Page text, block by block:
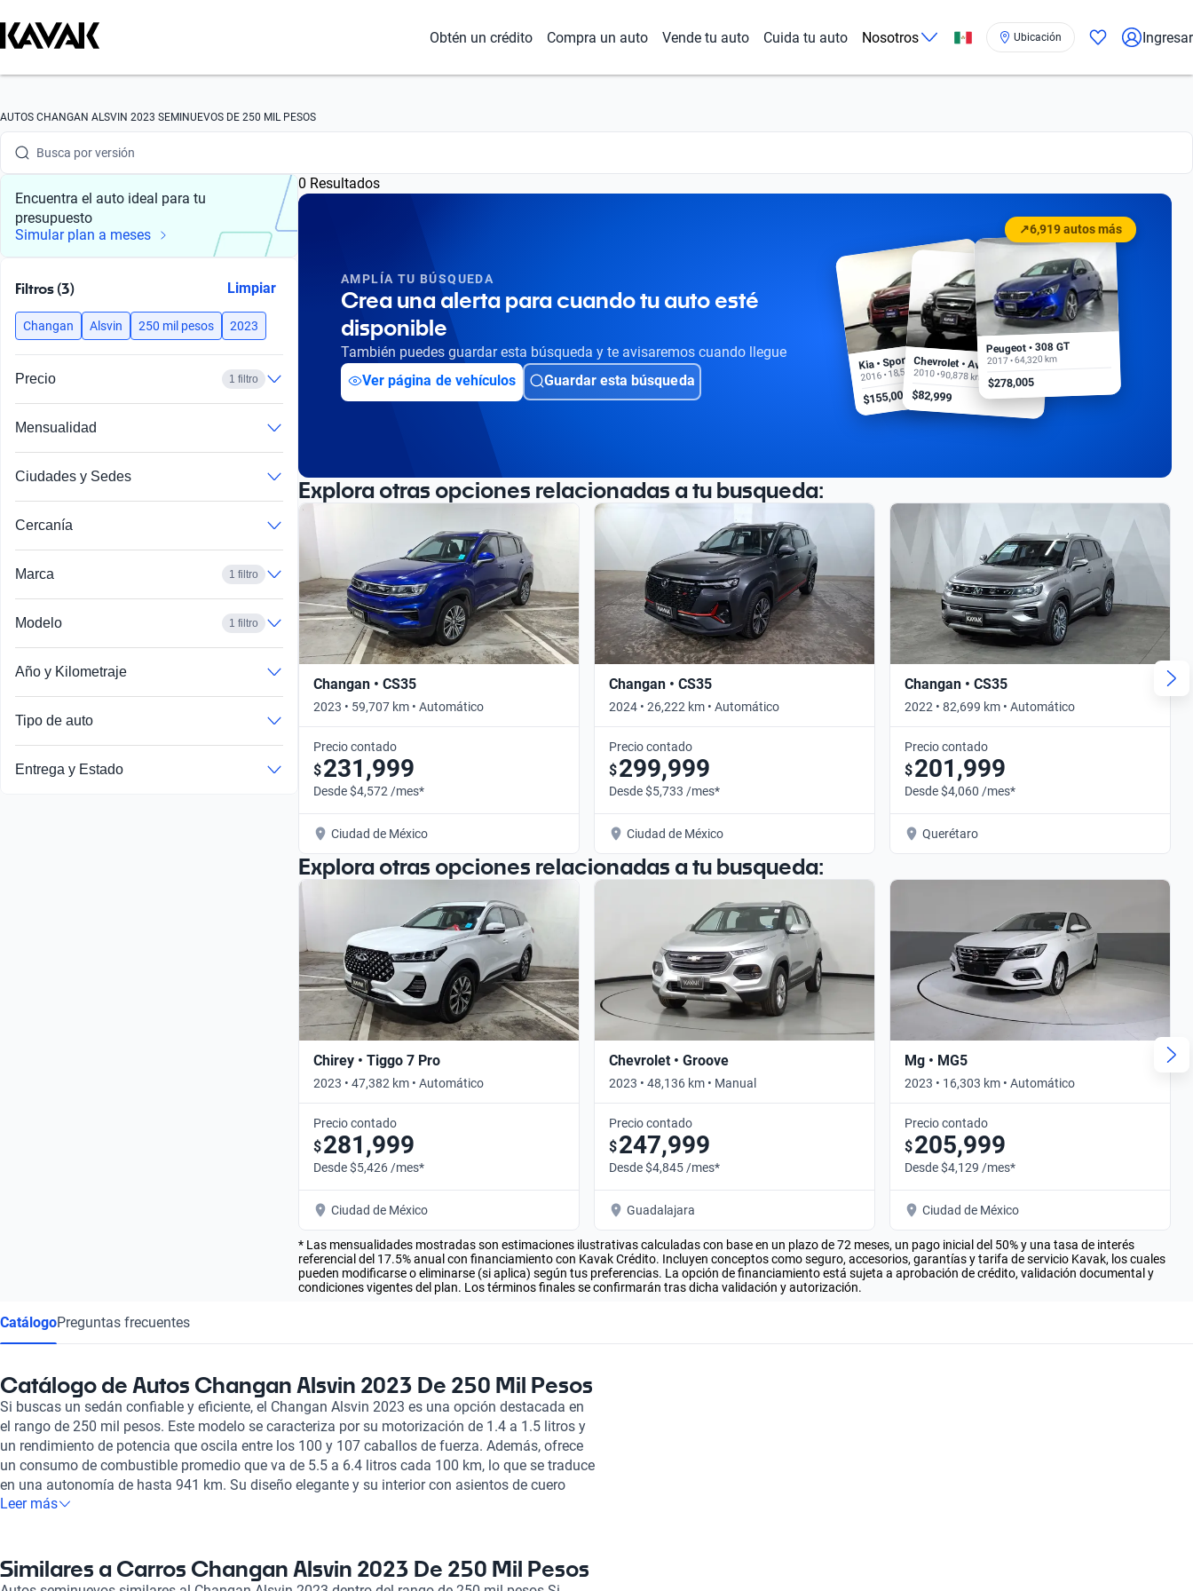
Obtén un crédito Compra un auto Vende tu auto Cuida tu auto Nosotros Ubicación Ingresar
AUTOS CHANGAN ALSVIN 2023 SEMINUEVOS DE 250 MIL PESOS
Busca por marca
Busca por modelo
Busca por versión
Busca por año
Busca por marca
Busca por versión
Encuentra el auto ideal para tu
presupuesto
Simular plan a meses
Filtros (3) Limpiar
Changan Alsvin 250 mil pesos 2023
Precio 1 filtro
Mensualidad
Ciudades y Sedes
Cercanía
Marca 1 filtro
Modelo 1 filtro
Año y Kilometraje
Tipo de auto
Entrega y Estado
0 Resultados
AMPLÍA TU BÚSQUEDA
Crea una alerta para cuando tu auto esté
disponible
También puedes guardar esta búsqueda y te avisaremos cuando llegue
Ver página de vehículos
Guardar esta búsqueda
↗6,919 autos más
Kia • Sportage EX
2016 • 18,500 km
$155,000
Chevrolet • Aveo
2010 • 90,878 km
$82,999
Peugeot • 308 GT
2017 • 64,320 km
$278,005
Explora otras opciones relacionadas a tu busqueda:
Changan • CS35
2023 • 59,707 km • Automático
Precio contado
$231,999
Desde $4,572 /mes*
Ciudad de México
Changan • CS35
2024 • 26,222 km • Automático
Precio contado
$299,999
Desde $5,733 /mes*
Ciudad de México
Changan • CS35
2022 • 82,699 km • Automático
Precio contado
$201,999
Desde $4,060 /mes*
Querétaro
Explora otras opciones relacionadas a tu busqueda:
Chirey • Tiggo 7 Pro
2023 • 47,382 km • Automático
Precio contado
$281,999
Desde $5,426 /mes*
Ciudad de México
Chevrolet • Groove
2023 • 48,136 km • Manual
Precio contado
$247,999
Desde $4,845 /mes*
Guadalajara
Mg • MG5
2023 • 16,303 km • Automático
Precio contado
$205,999
Desde $4,129 /mes*
Ciudad de México
* Las mensualidades mostradas son estimaciones ilustrativas calculadas con base en un plazo de 72 meses, un pago inicial del 50% y una tasa de interés
referencial del 17.5% anual con financiamiento con Kavak Crédito. Incluyen conceptos como seguro, accesorios, garantías y tarifa de servicio Kavak, los cuales
pueden modificarse o eliminarse (si aplica) según tus preferencias. La opción de financiamiento está sujeta a aprobación de crédito, validación documental y
condiciones vigentes del plan. Los términos finales se confirmarán tras dicha validación y autorización.
CatálogoPreguntas frecuentes
Catálogo de Autos Changan Alsvin 2023 De 250 Mil Pesos
Si buscas un sedán confiable y eficiente, el Changan Alsvin 2023 es una opción destacada en
el rango de 250 mil pesos. Este modelo se caracteriza por su motorización de 1.4 a 1.5 litros y
un rendimiento de potencia que oscila entre los 100 y 107 caballos de fuerza. Además, ofrece
un consumo de combustible promedio que va de 5.5 a 6.4 litros cada 100 km, lo que se traduce
en una autonomía de hasta 941 km. Su diseño elegante y su interior con asientos de cuero
hacen de cada viaje una experiencia cómoda y placentera para hasta cinco pasajeros. El
seguras y precisas. En Kavak, cada uno de nuestros vehículos, incluido el Alsvin, pasa por una
rigurosa inspección de más de 240 puntos para garantizar su óptimo estado mecánico y
Leer más
Similares a Carros Changan Alsvin 2023 De 250 Mil Pesos